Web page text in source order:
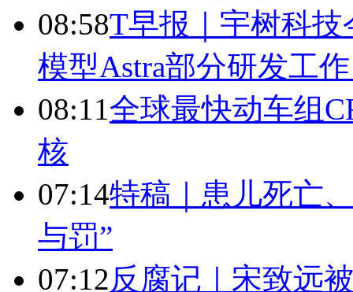
08:58T早报｜宇树科
模型Astra部分研发工
08:11全球最快动车组
核
07:14特稿｜患儿死亡
与罚”
07:12反腐记｜宋致远